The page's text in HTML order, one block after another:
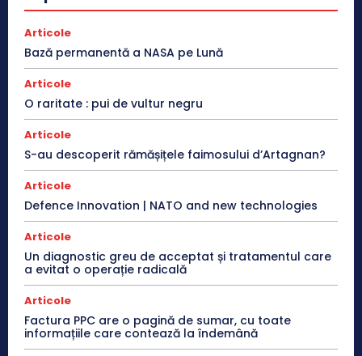
Articole
Bază permanentă a NASA pe Lună
Articole
O raritate : pui de vultur negru
Articole
S-au descoperit rămășițele faimosului d’Artagnan?
Articole
Defence Innovation | NATO and new technologies
Articole
Un diagnostic greu de acceptat și tratamentul care
a evitat o operație radicală
Articole
Factura PPC are o pagină de sumar, cu toate
informațiile care contează la îndemână